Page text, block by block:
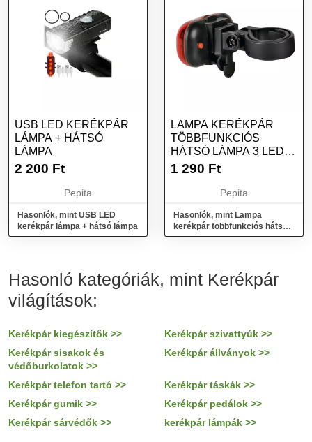
USB LED KERÉKPÁR
LÁMPA + HÁTSÓ
LÁMPA
2 200 Ft
Pepita
Hasonlók, mint USB LED
kerékpár lámpa + hátsó lámpa
LAMPA KERÉKPÁR
TÖBBFUNKCIÓS
HÁTSÓ LÁMPA 3 LED-
ES
1 290 Ft
Pepita
Hasonlók, mint Lampa
kerékpár többfunkciós hátsó
lámpa 3 LED-es
Hasonló kategóriák, mint Kerékpár
világítások:
Kerékpár kiegészítők >>
Kerékpár szivattyúk >>
Kerékpár sisakok és
védőburkolatok >>
Kerékpár állványok >>
Kerékpár telefon tartó >>
Kerékpár táskák >>
Kerékpár gumik >>
Kerékpár pedálok >>
Kerékpár sárvédők >>
kerékpár lámpák >>